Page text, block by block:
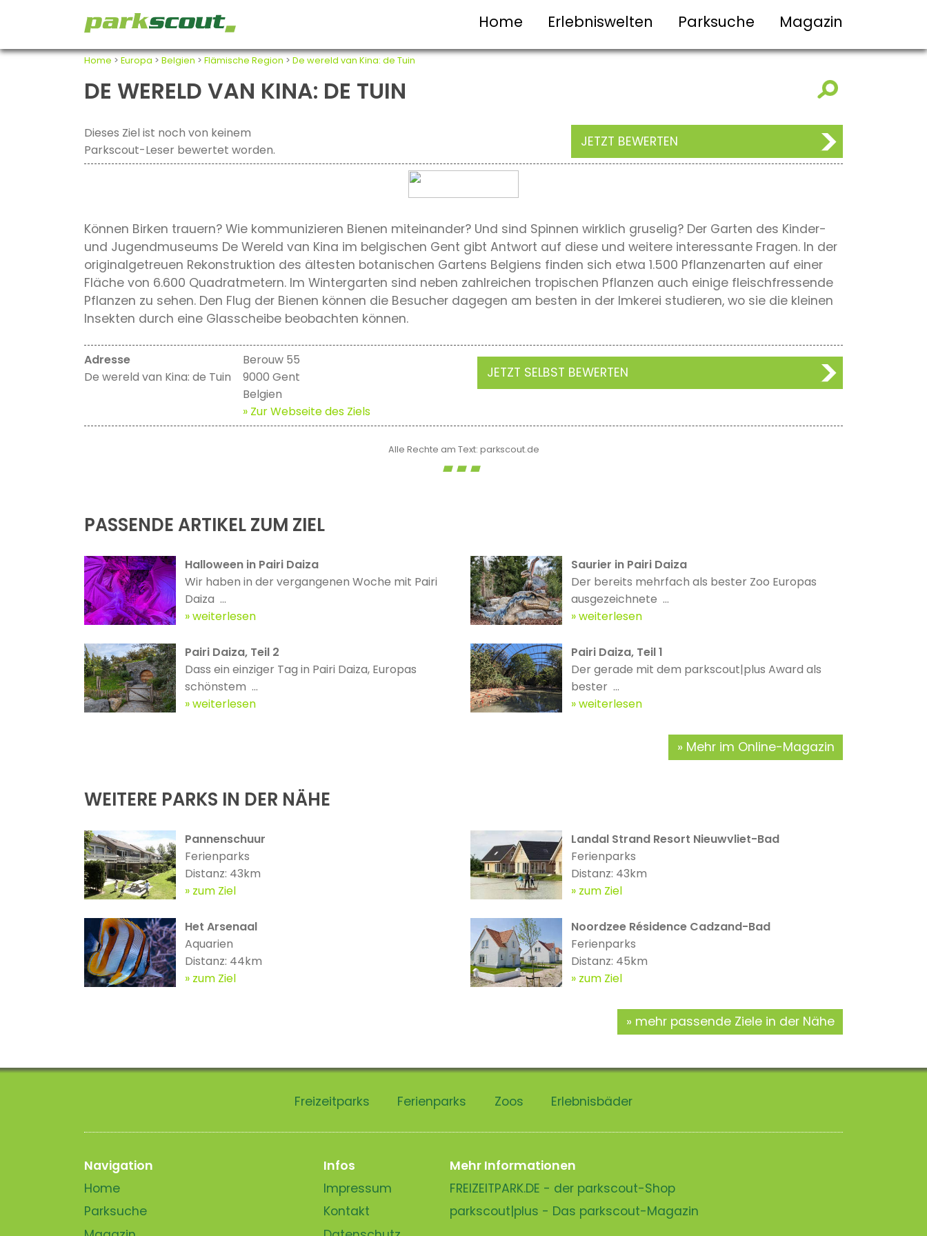
Home Erlebniswelten Parksuche Magazin
Home > Europa > Belgien > Flämische Region > De wereld van Kina: de Tuin
DE WERELD VAN KINA: DE TUIN
Dieses Ziel ist noch von keinem
Parkscout-Leser bewertet worden.
JETZT BEWERTEN
Können Birken trauern? Wie kommunizieren Bienen miteinander? Und sind Spinnen wirklich gruselig? Der Garten des Kinder-
und Jugendmuseums De Wereld van Kina im belgischen Gent gibt Antwort auf diese und weitere interessante Fragen. In der
originalgetreuen Rekonstruktion des ältesten botanischen Gartens Belgiens finden sich etwa 1.500 Pflanzenarten auf einer
Fläche von 6.600 Quadratmetern. Im Wintergarten sind neben zahlreichen tropischen Pflanzen auch einige fleischfressende
Pflanzen zu sehen. Den Flug der Bienen können die Besucher dagegen am besten in der Imkerei studieren, wo sie die kleinen
Insekten durch eine Glasscheibe beobachten können.
Adresse
De wereld van Kina: de Tuin
Berouw 55
9000 Gent
Belgien
» Zur Webseite des Ziels
JETZT SELBST BEWERTEN
Alle Rechte am Text: parkscout.de
PASSENDE ARTIKEL ZUM ZIEL
Halloween in Pairi Daiza
Wir haben in der vergangenen Woche mit Pairi
Daiza ...
weiterlesen
Saurier in Pairi Daiza
Der bereits mehrfach als bester Zoo Europas
ausgezeichnete ...
weiterlesen
Pairi Daiza, Teil 2
Dass ein einziger Tag in Pairi Daiza, Europas
schönstem ...
weiterlesen
Pairi Daiza, Teil 1
Der gerade mit dem parkscout|plus Award als
bester ...
weiterlesen
Mehr im Online-Magazin
WEITERE PARKS IN DER NÄHE
Pannenschuur
Ferienparks
Distanz: 43km
zum Ziel
Landal Strand Resort Nieuwvliet-Bad
Ferienparks
Distanz: 43km
zum Ziel
Het Arsenaal
Aquarien
Distanz: 44km
zum Ziel
Noordzee Résidence Cadzand-Bad
Ferienparks
Distanz: 45km
zum Ziel
mehr passende Ziele in der Nähe
Freizeitparks Ferienparks Zoos Erlebnisbäder
Navigation
Home
Parksuche
Infos
Impressum
Kontakt
Mehr Informationen
FREIZEITPARK.DE - der parkscout-Shop
parkscout|plus - Das parkscout-Magazin